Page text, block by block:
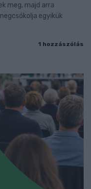
meg, majd arra
egyikük
1 hozzászólás